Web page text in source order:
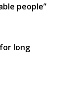
people”
long